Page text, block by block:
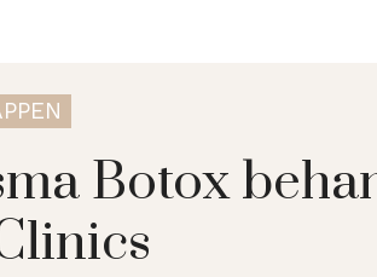
Botox